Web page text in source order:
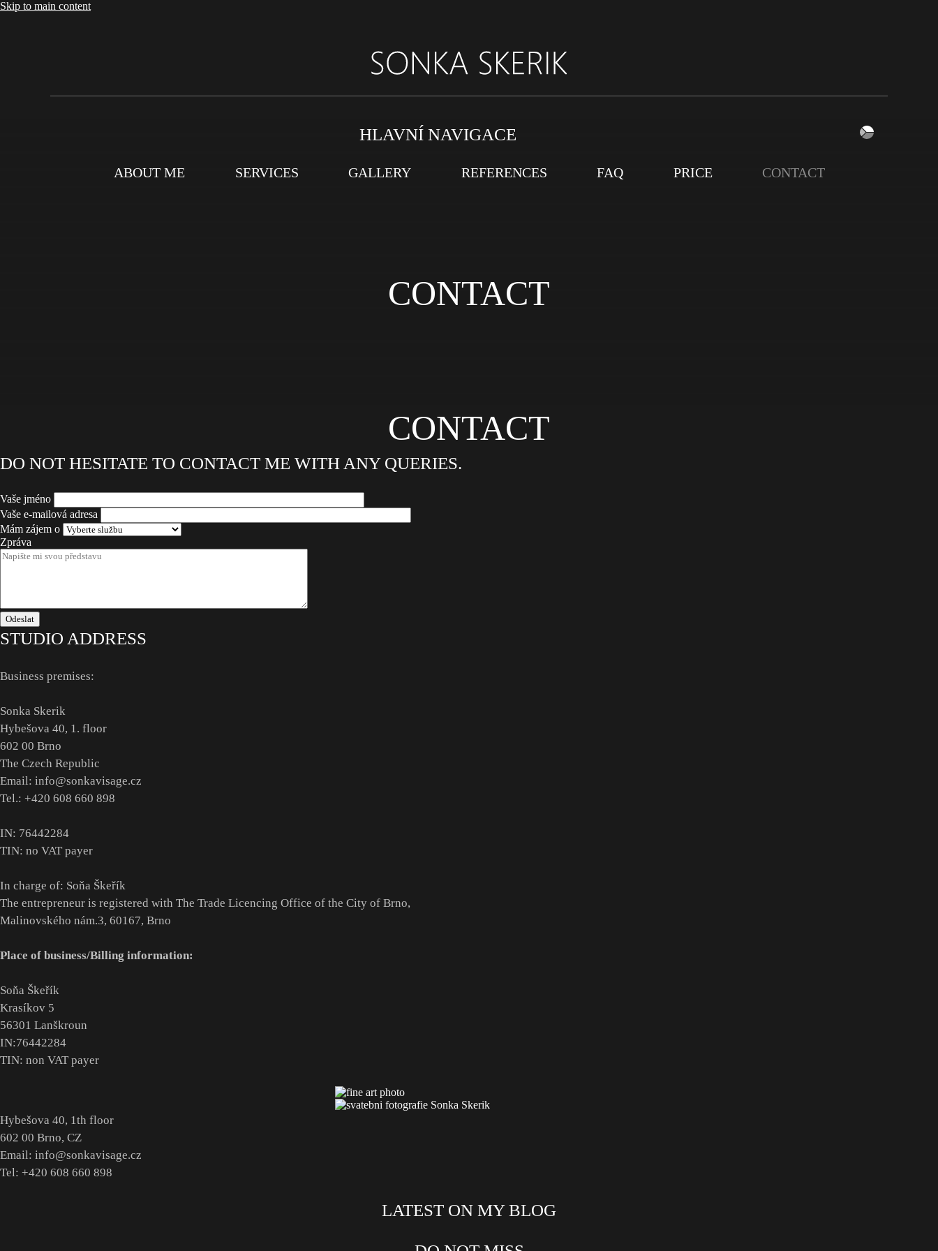
Skip to main content
HLAVNÍ NAVIGACE
ABOUT ME SERVICES GALLERY REFERENCES FAQ PRICE CONTACT
CONTACT
CONTACT
DO NOT HESITATE TO CONTACT ME WITH ANY QUERIES.
Vaše jméno
Vaše e-mailová adresa
Mám zájem o
Zpráva
STUDIO ADDRESS
Business premises:
Sonka Skerik
Hybešova 40, 1. floor
602 00 Brno
The Czech Republic
Email: info@sonkavisage.cz
Tel.: +420 608 660 898
IN: 76442284
TIN: no VAT payer
In charge of: Soňa Škeřík
The entrepreneur is registered with The Trade Licencing Office of the City of Brno,
Malinovského nám.3, 60167, Brno
Place of business/Billing information:
Soňa Škeřík
Krasíkov 5
56301 Lanškroun
IN:76442284
TIN: non VAT payer
Hybešova 40, 1th floor
602 00 Brno, CZ
Email: info@sonkavisage.cz
Tel: +420 608 660 898
LATEST ON MY BLOG